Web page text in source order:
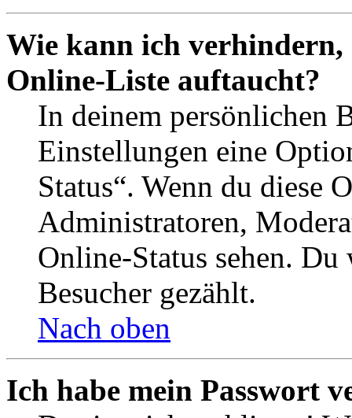
Wie kann ich verhindern,
Online-Liste auftaucht?
In deinem persönlichen
Einstellungen eine
Status“. Wenn du diese
Administratoren,
Online-Status sehen.
Besucher gezählt.
Nach oben
Ich habe mein Passwort